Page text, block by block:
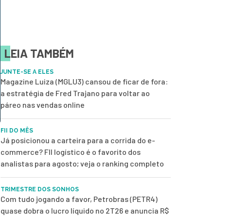
LEIA TAMBÉM
JUNTE-SE A ELES
Magazine Luiza (MGLU3) cansou de ficar de fora:
a estratégia de Fred Trajano para voltar ao
páreo nas vendas online
FII DO MÊS
Já posicionou a carteira para a corrida do e-
commerce? FII logístico é o favorito dos
analistas para agosto; veja o ranking completo
TRIMESTRE DOS SONHOS
Com tudo jogando a favor, Petrobras (PETR4)
quase dobra o lucro líquido no 2T26 e anuncia R$